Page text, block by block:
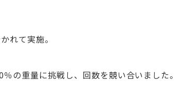
れて実施。
の重量に挑戦し、回数を競い合いました。